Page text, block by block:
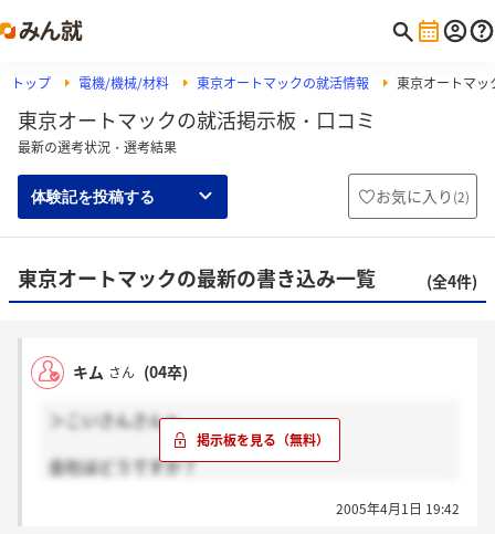
トップ 電機/機械/材料 東京オートマックの就活情報 東京オートマッ
東京オートマックの就活掲示板・口コミ
最新の選考状況・選考結果
体験記を投稿する お気に入り (2)
東京オートマックの最新の書き込み一覧 (全4件)
キム さん (04卒)
＞こいさんさんへ
会社はどうですか？
2005年4月1日 19:42